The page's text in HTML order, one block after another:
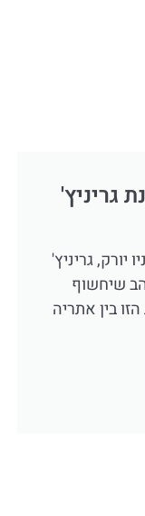
גריניץ'
גריניץ'
שיחשוף
בין אתריה